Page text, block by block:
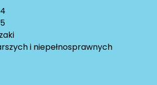
i niepełnosprawnych